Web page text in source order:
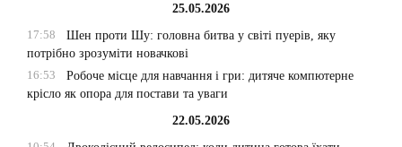
25.05.2026
17:58
Шен проти Шу: головна битва у світі пуерів, яку
потрібно зрозуміти новачкові
16:53
Робоче місце для навчання і гри: дитяче компютерне
крісло як опора для постави та уваги
22.05.2026